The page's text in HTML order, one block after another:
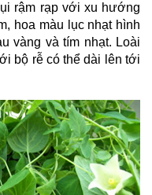
rậm rạp với xu hướng
hoa màu lục nhạt hình
vàng và tím nhạt. Loài
bộ rễ có thể dài lên tới